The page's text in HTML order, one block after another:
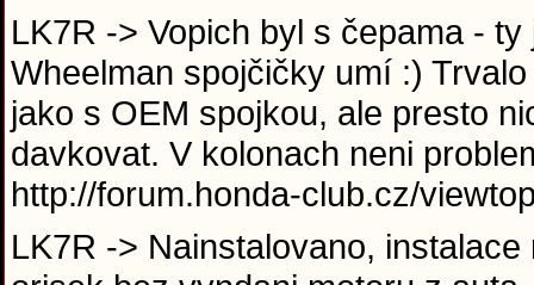
LK7R -> Vopich byl s čepama -
Wheelman spojčičky umí :)
jako s OEM spojkou, ale presto
davkovat. V kolonach neni
http://forum.honda-club.cz/
LK7R -> Nainstalovano,